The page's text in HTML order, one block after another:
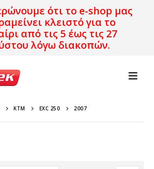
ότι το e-shop μας
κλειστό για το
από τις 5 έως τις 27
λόγω διακοπών.
KTM EXC 250 2007